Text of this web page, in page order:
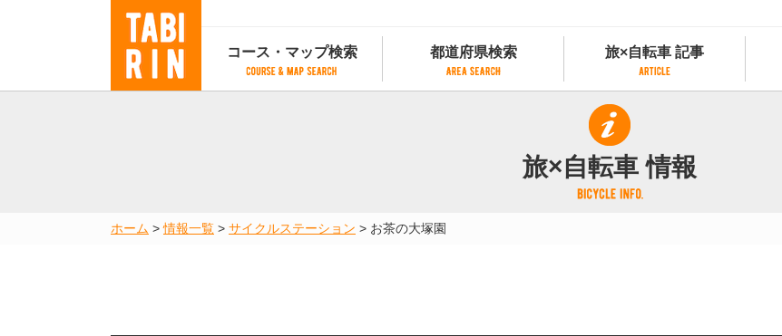
コース・マップ検索
地図から検索
都道府県検索
都道府県別サイクリング情報
都道府県アクセスランキング
旅×自転車 記事
旅×自転車 記事
記事一覧
カテゴリから探す
サイクリストにやさしい宿
サイクルトレイン
旅×自転車 情報
ホーム >情報一覧 > サイクルステーション > お茶の大塚園